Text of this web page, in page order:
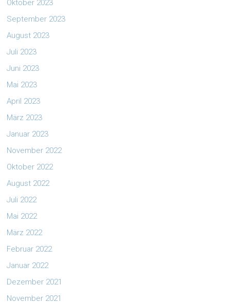
Oktober 2023
September 2023
August 2023
Juli 2023
Juni 2023
Mai 2023
April 2023
März 2023
Januar 2023
November 2022
Oktober 2022
August 2022
Juli 2022
Mai 2022
März 2022
Februar 2022
Januar 2022
Dezember 2021
November 2021